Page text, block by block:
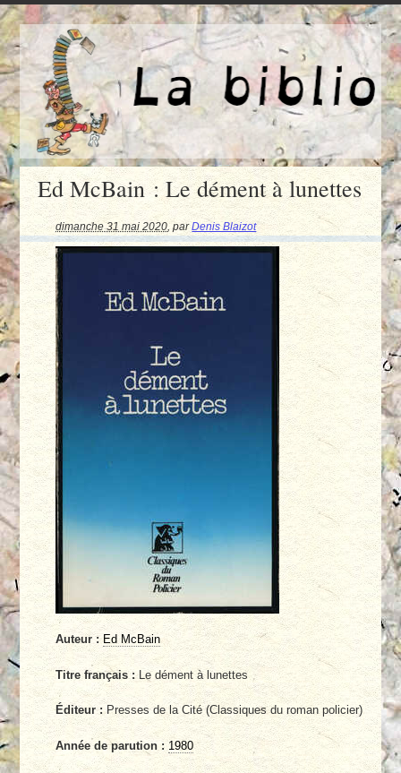
Ed McBain : Le dément à lunettes
dimanche 31 mai 2020,parDenis Blaizot
Auteur : Ed McBain
Titre français : Le dément à lunettes
Éditeur : Presses de la Cité (Classiques du roman policier)
Année de parution : 1980